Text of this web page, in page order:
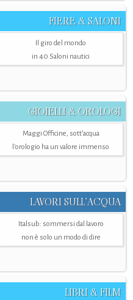
FIERE & SALONI
Il giro del mondo
in 40 Saloni nautici
GIOIELLI & OROLOGI
Maggi Officine, sott’acqua
l'orologio ha un valore immenso
LAVORI SULL’ACQUA
Italsub: sommersi dal lavoro
non è solo un modo di dire
LIBRI & FILM